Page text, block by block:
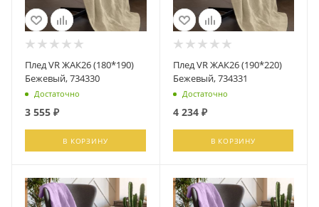
Плед VR ЖАК26 (180*190)
Бежевый, 734330
Достаточно
3 555 ₽
В КОРЗИНУ
Плед VR ЖАК26 (190*220)
Бежевый, 734331
Достаточно
4 234₽
В КОРЗИНУ